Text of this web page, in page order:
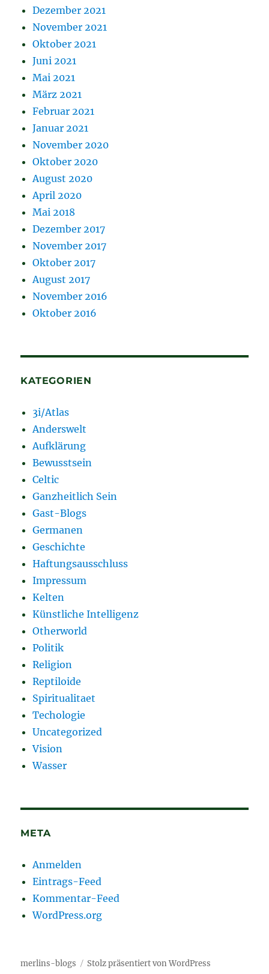
Dezember 2021
November 2021
Oktober 2021
Juni 2021
Mai 2021
März 2021
Februar 2021
Januar 2021
November 2020
Oktober 2020
August 2020
April 2020
Mai 2018
Dezember 2017
November 2017
Oktober 2017
August 2017
November 2016
Oktober 2016
KATEGORIEN
3i/Atlas
Anderswelt
Aufklärung
Bewusstsein
Celtic
Ganzheitlich Sein
Gast-Blogs
Germanen
Geschichte
Haftungsausschluss
Impressum
Kelten
Künstliche Intelligenz
Otherworld
Politik
Religion
Reptiloide
Spiritualitaet
Techologie
Uncategorized
Vision
Wasser
META
Anmelden
Eintrags-Feed
Kommentar-Feed
WordPress.org
merlins-blogs Stolz präsentiert von WordPress